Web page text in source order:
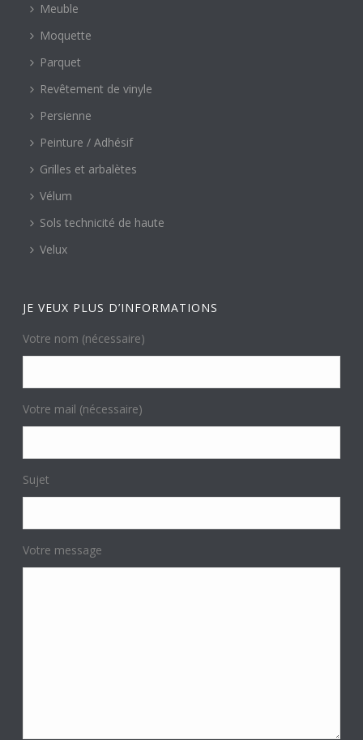
Meuble
Moquette
Parquet
Revêtement de vinyle
Persienne
Peinture / Adhésif
Grilles et arbalètes
Vélum
Sols technicité de haute
Velux
JE VEUX PLUS D’INFORMATIONS
Votre nom (nécessaire)
Votre mail (nécessaire)
Sujet
Votre message